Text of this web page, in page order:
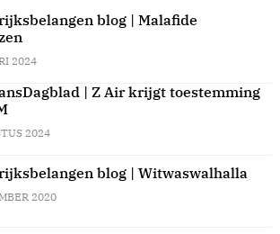
blog | Malafide
2024
| Z Air krijgt toestemming
2024
blog | Witwaswalhalla
2020